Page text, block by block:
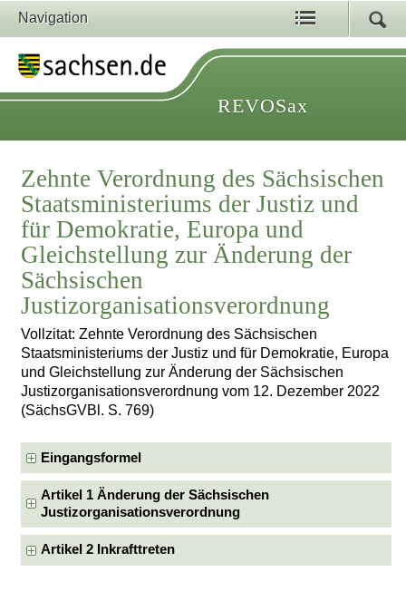
Navigation
REVOSax
Zehnte Verordnung des Sächsischen
Staatsministeriums der Justiz und
für Demokratie, Europa und
Gleichstellung zur Änderung der
Sächsischen
Justizorganisationsverordnung
Vollzitat: Zehnte Verordnung des Sächsischen
Staatsministeriums der Justiz und für Demokratie, Europa
und Gleichstellung zur Änderung der Sächsischen
Justizorganisationsverordnung vom 12. Dezember 2022
(SächsGVBl. S. 769)
Eingangsformel
Artikel 1 Änderung der Sächsischen
Justizorganisationsverordnung
Artikel 2 Inkrafttreten